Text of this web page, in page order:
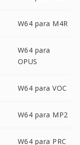
W64 para M4R
W64 para
OPUS
W64 para VOC
W64 para MP2
W64 para PRC